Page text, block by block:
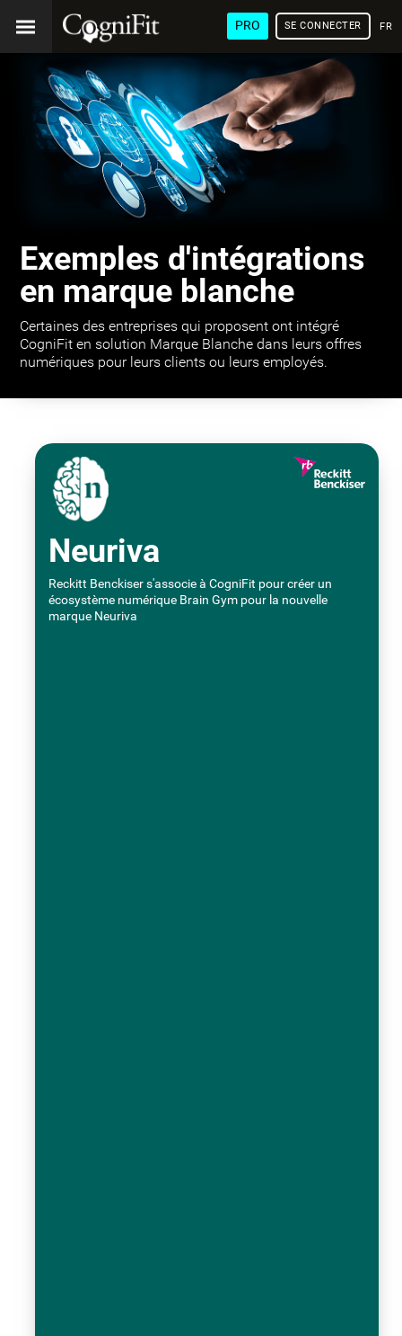
PRO SE CONNECTER
Exemples d'intégrations
en marque blanche
Certaines des entreprises qui proposent ont intégré
CogniFit en solution Marque Blanche dans leurs offres
numériques pour leurs clients ou leurs employés.
Neuriva
Reckitt Benckiser s'associe à CogniFit pour créer un
écosystème numérique Brain Gym pour la nouvelle
marque Neuriva